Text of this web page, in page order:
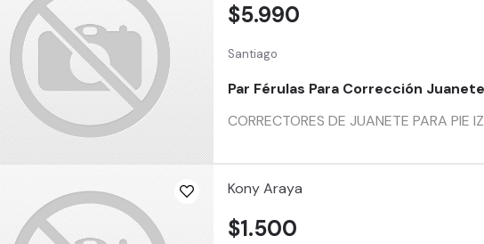
Santiago
Par Férulas Para Corrección
CORRECTORES DE JUANETE PARA
$5.990
Kony Araya
$1.500